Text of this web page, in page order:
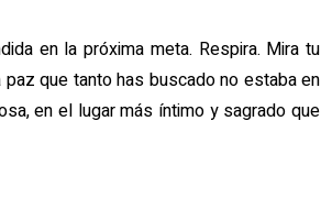
en la próxima meta. Respira. Mira tu
que tanto has buscado no estaba en
en el lugar más íntimo y sagrado que